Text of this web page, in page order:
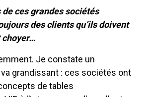
ces grandes sociétés
des clients qu’ils doivent
choyer…
Je constate un
grandissant : ces sociétés ont
de tables